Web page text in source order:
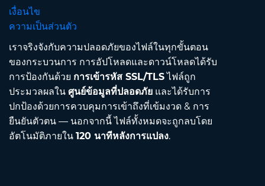
เงื่อนไข
ความเป็นส่วนตัว
เราจริงจังกับความปลอดภัยของไฟล์ในทุกขั้นตอน
ของกระบวนการ การอัปโหลดและดาวน์โหลดได้รับ
การป้องกันด้วย การเข้ารหัส SSL/TLSไฟล์ถูก
ประมวลผลใน ศูนย์ข้อมูลที่ปลอดภัย และได้รับการ
ปกป้องด้วยการควบคุมการเข้าถึงที่เข้มงวด & การ
ยืนยันตัวตน — นอกจากนี้ ไฟล์ทั้งหมดจะถูกลบโดย
อัตโนมัติภายใน 120 นาทีหลังการแปลง.